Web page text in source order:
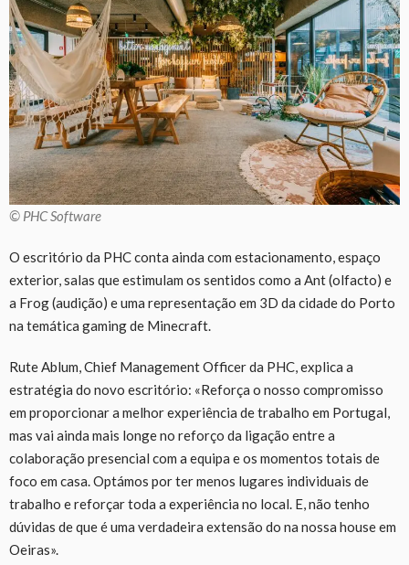
© PHC Software
O escritório da PHC conta ainda com estacionamento, espaço
exterior, salas que estimulam os sentidos como a Ant (olfacto) e
a Frog (audição) e uma representação em 3D da cidade do Porto
na temática gaming de Minecraft.
Rute Ablum, Chief Management Officer da PHC, explica a
estratégia do novo escritório: «Reforça o nosso compromisso
em proporcionar a melhor experiência de trabalho em Portugal,
mas vai ainda mais longe no reforço da ligação entre a
colaboração presencial com a equipa e os momentos totais de
foco em casa. Optámos por ter menos lugares individuais de
trabalho e reforçar toda a experiência no local. E, não tenho
dúvidas de que é uma verdadeira extensão do na nossa house em
Oeiras».